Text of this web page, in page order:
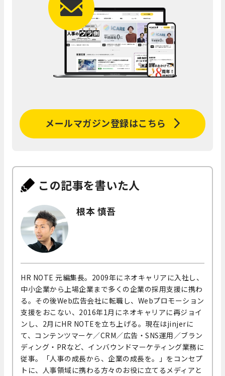
メールマガジン登録はこちら
この記事を書いた人
根本 慎吾
HR NOTE 元編集長。2009年にネオキャリアに入社し、
中小企業から上場企業まで多くの企業の採用支援に携わ
る。その後Web広告会社に転職し、Webプロモーション
支援をおこない、2016年1月にネオキャリアに再ジョイ
ンし、2月にHR NOTEを立ち上げる。現在はjinjerに
て、コンテンツマーケ／CRM／広告・SNS運用／ブラン
ディング・PRなど、インバウンドマーケティング業務に
従事。「人事の成長から、企業の成長を。」をコンセプ
トに、人事領域に携わる方々のお役に立てるメディアと